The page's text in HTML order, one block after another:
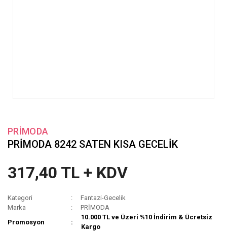
PRİMODA
PRİMODA 8242 SATEN KISA GECELİK
317,40 TL + KDV
Kategori
Fantazi-Gecelik
Marka
PRİMODA
Promosyon
10.000 TL ve Üzeri %10 İndirim & Ücretsiz
Kargo